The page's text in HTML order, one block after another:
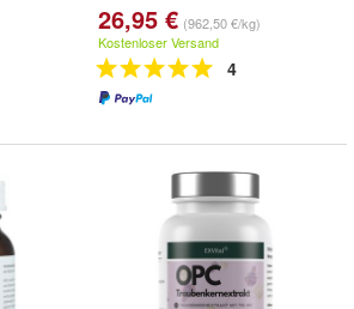
26,95 € (962,50 €/kg)
Kostenloser Versand
4